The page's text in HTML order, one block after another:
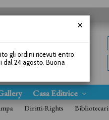
Casa Editrice
Diritti-Rights Bibliotecari
gli ordini ricevuti entro
24 agosto. Buona